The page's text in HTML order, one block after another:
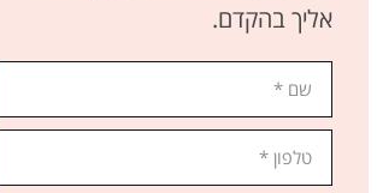
אליך בהקדם.